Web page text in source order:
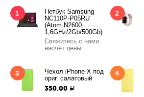
1
Нетбук Samsung
NC110P-P05RU
(Atom N2600
1,6GHz/2Gb/500Gb)
Свяжитесь с нами
насчёт цены
2
3
Чехол iPhone X под
ориг. салатовый
350.00 Р
4